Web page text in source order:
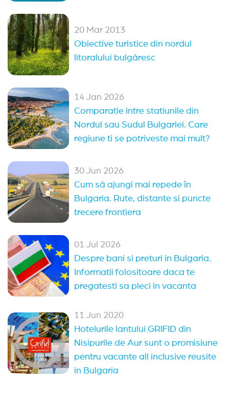
Sozopol Kranevo Duni
Obzor Elenite Nessebar Arkutino
Sveti Vlas
Sveti Vlas (13)
Pomorie (4) Sunny Day (2) Arkutino (2)
20 Mar 2013
Obiective turistice din nordul
litoralului bulgăresc
14 Jan 2026
Comparatie intre statiunile din
Nordul sau Sudul Bulgariei. Care
regiune ti se potriveste mai mult?
30 Jun 2026
Cum să ajungi mai repede în
Bulgaria. Rute, distante si puncte
trecere frontiera
01 Jul 2026
Despre bani si preturi in Bulgaria.
Informatii folositoare daca te
pregatesti sa pleci in vacanta
11 Jun 2020
Hotelurile lantului GRIFID din
Nisipurile de Aur sunt o promisiune
pentru vacante all inclusive reusite
in Bulgaria